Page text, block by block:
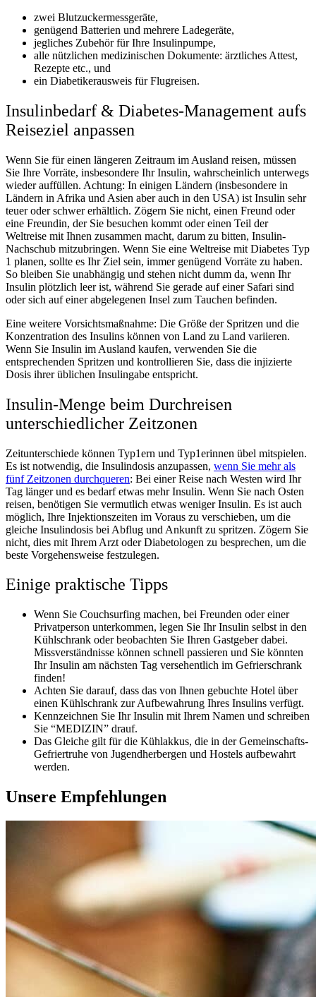
zwei Blutzuckermessgeräte,
genügend Batterien und mehrere Ladegeräte,
jegliches Zubehör für Ihre Insulinpumpe,
alle nützlichen medizinischen Dokumente: ärztliches Attest,
Rezepte etc., und
ein Diabetikerausweis für Flugreisen.
Insulinbedarf & Diabetes-Management aufs
Reiseziel anpassen
Wenn Sie für einen längeren Zeitraum im Ausland reisen, müssen
Sie Ihre Vorräte, insbesondere Ihr Insulin, wahrscheinlich unterwegs
wieder auffüllen. Achtung: In einigen Ländern (insbesondere in
Ländern in Afrika und Asien aber auch in den USA) ist Insulin sehr
teuer oder schwer erhältlich. Zögern Sie nicht, einen Freund oder
eine Freundin, der Sie besuchen kommt oder einen Teil der
Weltreise mit Ihnen zusammen macht, darum zu bitten, Insulin-
Nachschub mitzubringen. Wenn Sie eine Weltreise mit Diabetes Typ
1 planen, sollte es Ihr Ziel sein, immer genügend Vorräte zu haben.
So bleiben Sie unabhängig und stehen nicht dumm da, wenn Ihr
Insulin plötzlich leer ist, während Sie gerade auf einer Safari sind
oder sich auf einer abgelegenen Insel zum Tauchen befinden.
Eine weitere Vorsichtsmaßnahme: Die Größe der Spritzen und die
Konzentration des Insulins können von Land zu Land variieren.
Wenn Sie Insulin im Ausland kaufen, verwenden Sie die
entsprechenden Spritzen und kontrollieren Sie, dass die injizierte
Dosis ihrer üblichen Insulingabe entspricht.
Insulin-Menge beim Durchreisen
unterschiedlicher Zeitzonen
Zeitunterschiede können Typ1ern und Typ1erinnen übel mitspielen.
Es ist notwendig, die Insulindosis anzupassen, wenn Sie mehr als
fünf Zeitzonen durchqueren: Bei einer Reise nach Westen wird Ihr
Tag länger und es bedarf etwas mehr Insulin. Wenn Sie nach Osten
reisen, benötigen Sie vermutlich etwas weniger Insulin. Es ist auch
möglich, Ihre Injektionszeiten im Voraus zu verschieben, um die
gleiche Insulindosis bei Abflug und Ankunft zu spritzen. Zögern Sie
nicht, dies mit Ihrem Arzt oder Diabetologen zu besprechen, um die
beste Vorgehensweise festzulegen.
Einige praktische Tipps
Wenn Sie Couchsurfing machen, bei Freunden oder einer
Privatperson unterkommen, legen Sie Ihr Insulin selbst in den
Kühlschrank oder beobachten Sie Ihren Gastgeber dabei.
Missverständnisse können schnell passieren und Sie könnten
Ihr Insulin am nächsten Tag versehentlich im Gefrierschrank
finden!
Achten Sie darauf, dass das von Ihnen gebuchte Hotel über
einen Kühlschrank zur Aufbewahrung Ihres Insulins verfügt.
Kennzeichnen Sie Ihr Insulin mit Ihrem Namen und schreiben
Sie “MEDIZIN” drauf.
Das Gleiche gilt für die Kühlakkus, die in der Gemeinschafts-
Gefriertruhe von Jugendherbergen und Hostels aufbewahrt
werden.
Unsere Empfehlungen